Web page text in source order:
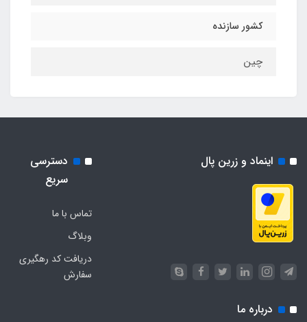
کشور سازنده
چین
اینماد و زرین پال
دسترسی
سریع
تماس با ما
وبلاگ
دریافت کد رهگیری
سفارش
درباره ما